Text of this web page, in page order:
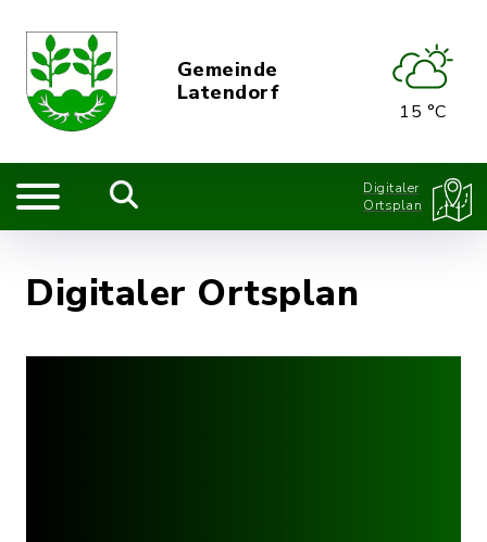
Gemeinde
Latendorf
15 °C
Digitaler
Ortsplan
Digitaler Ortsplan